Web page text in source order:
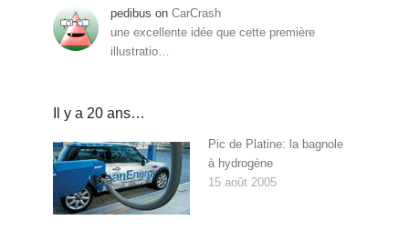
pedibus on CarCrash
une excellente idée que cette première
illustratio…
Il y a 20 ans…
Pic de Platine: la bagnole
à hydrogène
15 août 2005